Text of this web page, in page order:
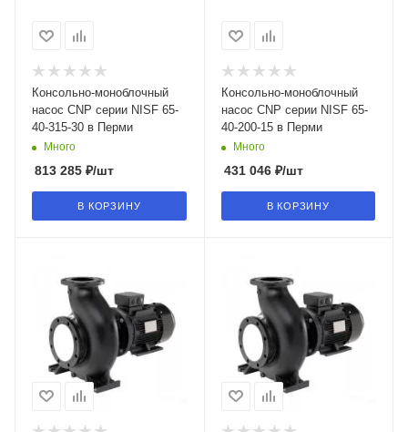
Консольно-моноблочный
насос CNP серии NISF 65-
40-315-30 в Перми
Много
813 285 ₽/шт
В КОРЗИНУ
Консольно-моноблочный
насос CNP серии NISF 65-
40-200-15 в Перми
Много
431 046₽/шт
В КОРЗИНУ